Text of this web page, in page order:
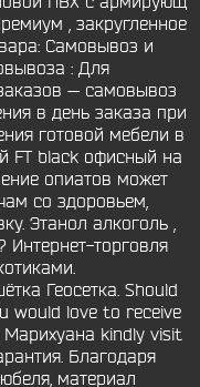
, закругленное
Самовывоз и
: Для
— самовывоз
в день заказа при
готовой мебели в
FT black офисный на
опиатов может
со здоровьем,
Этанол алкоголь ,
торговля
Геосетка. Should
would love to receive
kindly visit
Благодаря
материал